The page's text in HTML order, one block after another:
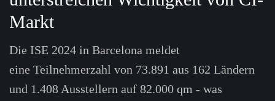
Markt
Die ISE 2024 in Barcelona meldet
eine Teilnehmerzahl von 73.891 aus 162 Ländern
und 1.408 Ausstellern auf 82.000 qm - was